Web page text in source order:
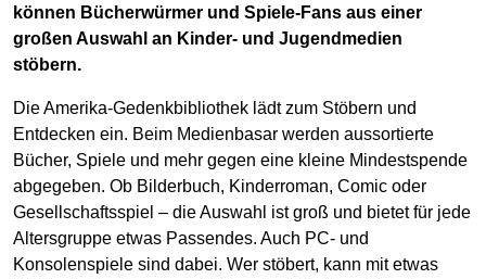
können Bücherwürmer und Spiele-Fans aus einer
großen Auswahl an Kinder- und Jugendmedien
stöbern.
Die Amerika-Gedenkbibliothek lädt zum Stöbern und
Entdecken ein. Beim Medienbasar werden aussortierte
Bücher, Spiele und mehr gegen eine kleine Mindestspende
abgegeben. Ob Bilderbuch, Kinderroman, Comic oder
Gesellschaftsspiel – die Auswahl ist groß und bietet für jede
Altersgruppe etwas Passendes. Auch PC- und
Konsolenspiele sind dabei. Wer stöbert, kann mit etwas